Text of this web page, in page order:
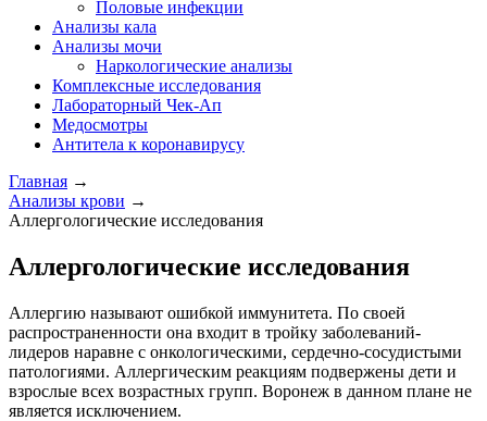
Половые инфекции
Анализы кала
Анализы мочи
Наркологические анализы
Комплексные исследования
Лабораторный Чек-Ап
Медосмотры
Антитела к коронавирусу
Главная →
Анализы крови →
Аллергологические исследования
Аллергологические исследования
Аллергию называют ошибкой иммунитета. По своей
распространенности она входит в тройку заболеваний-
лидеров наравне с онкологическими, сердечно-сосудистыми
патологиями. Аллергическим реакциям подвержены дети и
взрослые всех возрастных групп. Воронеж в данном плане не
является исключением.